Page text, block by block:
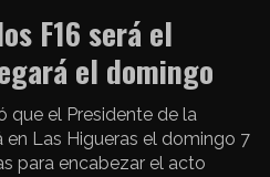
F16 será el
el domingo
que el Presidente de la
en Las Higueras el domingo 7
para encabezar el acto